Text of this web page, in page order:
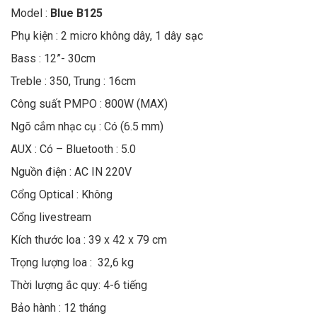
Model : Blue B125
Phụ kiện : 2 micro không dây, 1 dây sạc
Bass : 12”- 30cm
Treble : 350, Trung : 16cm
Công suất PMPO : 800W (MAX)
Ngõ cắm nhạc cụ : Có (6.5 mm)
AUX : Có – Bluetooth : 5.0
Nguồn điện : AC IN 220V
Cổng Optical : Không
Cổng livestream
Kích thước loa : 39 x 42 x 79 cm
Trọng lượng loa : 32,6 kg
Thời lượng ắc quy: 4-6 tiếng
Bảo hành : 12 tháng